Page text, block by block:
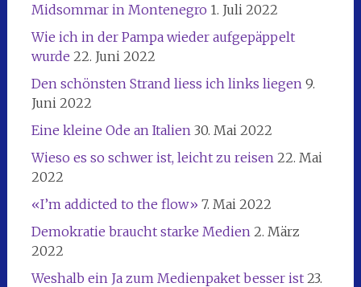
Midsommar in Montenegro 1. Juli 2022
Wie ich in der Pampa wieder aufgepäppelt
wurde 22. Juni 2022
Den schönsten Strand liess ich links liegen 9.
Juni 2022
Eine kleine Ode an Italien 30. Mai 2022
Wieso es so schwer ist, leicht zu reisen 22. Mai
2022
«I’m addicted to the flow» 7. Mai 2022
Demokratie braucht starke Medien 2. März
2022
Weshalb ein Ja zum Medienpaket besser ist 23.